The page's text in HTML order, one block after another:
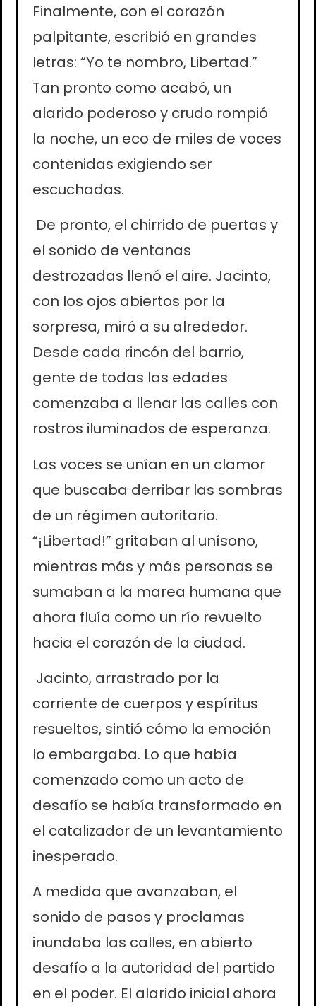
Finalmente, con el corazón
palpitante, escribió en grandes
letras: “Yo te nombro, Libertad.”
Tan pronto como acabó, un
alarido poderoso y crudo rompió
la noche, un eco de miles de voces
contenidas exigiendo ser
escuchadas.
De pronto, el chirrido de puertas y
el sonido de ventanas
destrozadas llenó el aire. Jacinto,
con los ojos abiertos por la
sorpresa, miró a su alrededor.
Desde cada rincón del barrio,
gente de todas las edades
comenzaba a llenar las calles con
rostros iluminados de esperanza.
Las voces se unían en un clamor
que buscaba derribar las sombras
de un régimen autoritario.
“¡Libertad!” gritaban al unísono,
mientras más y más personas se
sumaban a la marea humana que
ahora fluía como un río revuelto
hacia el corazón de la ciudad.
Jacinto, arrastrado por la
corriente de cuerpos y espíritus
resueltos, sintió cómo la emoción
lo embargaba. Lo que había
comenzado como un acto de
desafío se había transformado en
el catalizador de un levantamiento
inesperado.
A medida que avanzaban, el
sonido de pasos y proclamas
inundaba las calles, en abierto
desafío a la autoridad del partido
en el poder. El alarido inicial ahora